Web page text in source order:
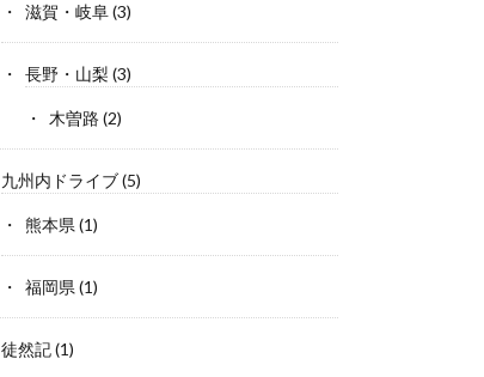
滋賀・岐阜(3)
長野・山梨 (3)
木曽路 (2)
九州内ドライブ(5)
熊本県 (1)
福岡県 (1)
徒然記(1)